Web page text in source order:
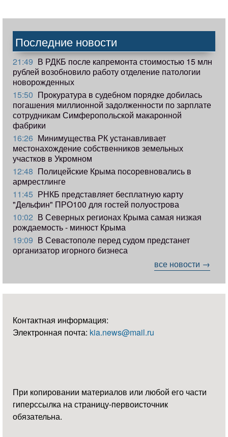
Последние новости
21:49 В РДКБ после капремонта стоимостью 15 млн
рублей возобновило работу отделение патологии
новорожденных
15:50 Прокуратура в судебном порядке добилась
погашения миллионной задолженности по зарплате
сотрудникам Симферопольской макаронной
фабрики
16:26 Минимущества РК устанавливает
местонахождение собственников земельных
участков в Укромном
12:48 Полицейские Крыма посоревновались в
армрестлинге
11:45 РНКБ представляет бесплатную карту
"Дельфин" ПРО100 для гостей полуострова
10:02 В Северных регионах Крыма самая низкая
рождаемость - минюст Крыма
19:09 В Севастополе перед судом предстанет
организатор игорного бизнеса
все новости →
Контактная информация:
Электронная почта: kia.news@mail.ru
При копировании материалов или любой его части
гиперссылка на страницу-первоисточник
обязательна.